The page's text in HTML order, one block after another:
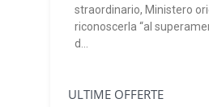
straordinario, Ministero
riconoscerla “al
d...
ULTIME OFFERTE